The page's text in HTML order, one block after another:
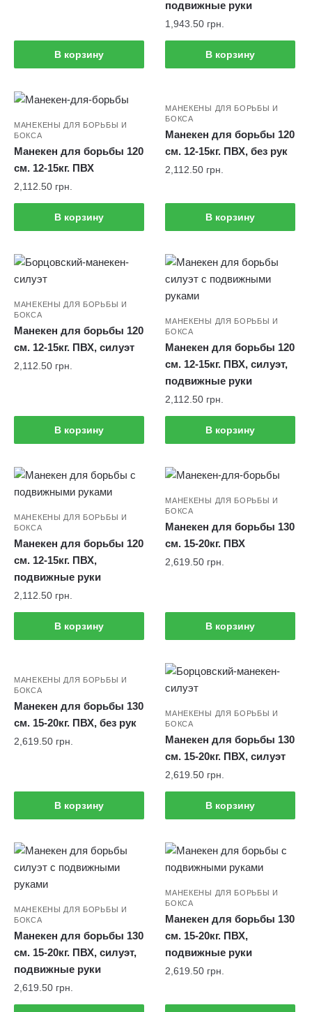
В корзину
подвижные руки
1,943.50 грн.
В корзину
МАНЕКЕНЫ ДЛЯ БОРЬБЫ И
БОКСА
Манекен для борьбы 120
см. 12-15кг. ПВХ
2,112.50 грн.
В корзину
МАНЕКЕНЫ ДЛЯ БОРЬБЫ И
БОКСА
Манекен для борьбы 120
см. 12-15кг. ПВХ, без рук
2,112.50 грн.
В корзину
МАНЕКЕНЫ ДЛЯ БОРЬБЫ И
БОКСА
Манекен для борьбы 120
см. 12-15кг. ПВХ, силуэт
2,112.50 грн.
В корзину
МАНЕКЕНЫ ДЛЯ БОРЬБЫ И
БОКСА
Манекен для борьбы 120
см. 12-15кг. ПВХ, силуэт,
подвижные руки
2,112.50 грн.
В корзину
МАНЕКЕНЫ ДЛЯ БОРЬБЫ И
БОКСА
Манекен для борьбы 120
см. 12-15кг. ПВХ,
подвижные руки
2,112.50 грн.
В корзину
МАНЕКЕНЫ ДЛЯ БОРЬБЫ И
БОКСА
Манекен для борьбы 130
см. 15-20кг. ПВХ
2,619.50 грн.
В корзину
МАНЕКЕНЫ ДЛЯ БОРЬБЫ И
БОКСА
Манекен для борьбы 130
см. 15-20кг. ПВХ, без рук
2,619.50 грн.
В корзину
МАНЕКЕНЫ ДЛЯ БОРЬБЫ И
БОКСА
Манекен для борьбы 130
см. 15-20кг. ПВХ, силуэт
2,619.50 грн.
В корзину
МАНЕКЕНЫ ДЛЯ БОРЬБЫ И
БОКСА
Манекен для борьбы 130
см. 15-20кг. ПВХ, силуэт,
подвижные руки
2,619.50 грн.
МАНЕКЕНЫ ДЛЯ БОРЬБЫ И
БОКСА
Манекен для борьбы 130
см. 15-20кг. ПВХ,
подвижные руки
2,619.50 грн.